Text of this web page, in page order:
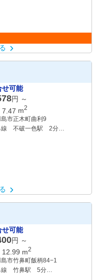
せ可能
円 ～
7.47 m2
市正木町曲利9
線 不破一色駅 2分
せ可能
円 ～
12.99 m2
市竹鼻町飯柄84−1
線 竹鼻駅 5分